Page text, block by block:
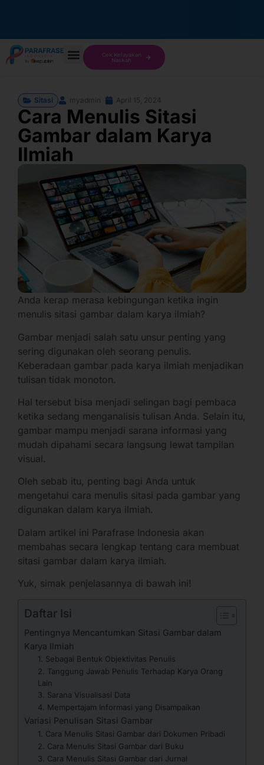
Cek Kelayakan
Naskah
Sitasi myadmin April 15, 2024
Cara Menulis Sitasi
Gambar dalam Karya
Ilmiah
Anda kerap merasa kebingungan ketika ingin
menulis sitasi gambar dalam karya ilmiah?
Gambar menjadi salah satu unsur penting yang
sering digunakan oleh seorang penulis.
Keberadaan gambar pada karya ilmiah menjadikan
tulisan tidak monoton.
Hal tersebut bisa menjadi selingan bagi pembaca
ketika sedang menganalisis tulisan Anda. Selain itu,
gambar mampu menjadi sarana informasi yang
mudah dipahami secara langsung lewat tampilan
visual.
Oleh sebab itu, penting bagi Anda untuk
mengetahui cara menulis sitasi pada gambar yang
digunakan dalam karya ilmiah.
Dalam artikel ini Parafrase Indonesia akan
membahas secara lengkap tentang cara membuat
sitasi gambar dalam karya ilmiah.
Yuk, simak penjelasannya di bawah ini!
Daftar Isi
Pentingnya Mencantumkan Sitasi Gambar dalam
Karya Ilmiah
1. Sebagai Bentuk Objektivitas Penulis
2. Tanggung Jawab Penulis Terhadap Karya Orang
Lain
3. Sarana Visualisasi Data
4. Mempertajam Informasi yang Disampaikan
Variasi Penulisan Sitasi Gambar
1. Cara Menulis Sitasi Gambar dari Dokumen Pribadi
2. Cara Menulis Sitasi Gambar dari Buku
3. Cara Menulis Sitasi Gambar dari Jurnal